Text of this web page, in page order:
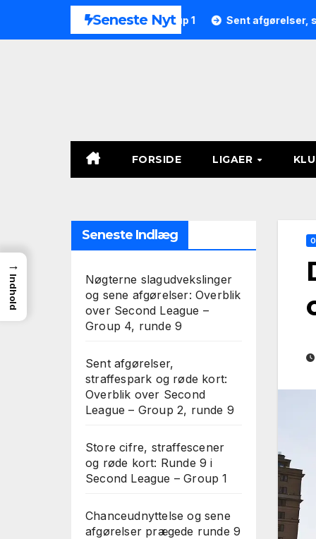
Seneste Nyt
League – Group 1 Sent afgørelser, straffespark
FORSIDE LIGAER
Seneste Indlæg
Nøgterne slagudvekslinger
og sene afgørelser: Overblik
over Second League –
Group 4, runde 9
Sent afgørelser,
straffespark og røde kort:
Overblik over Second
League – Group 2, runde 9
Store cifre, straffescener
og røde kort: Runde 9 i
Second League – Group 1
Chanceudnyttelse og sene
afgørelser prægede runde 9
→
Indhold